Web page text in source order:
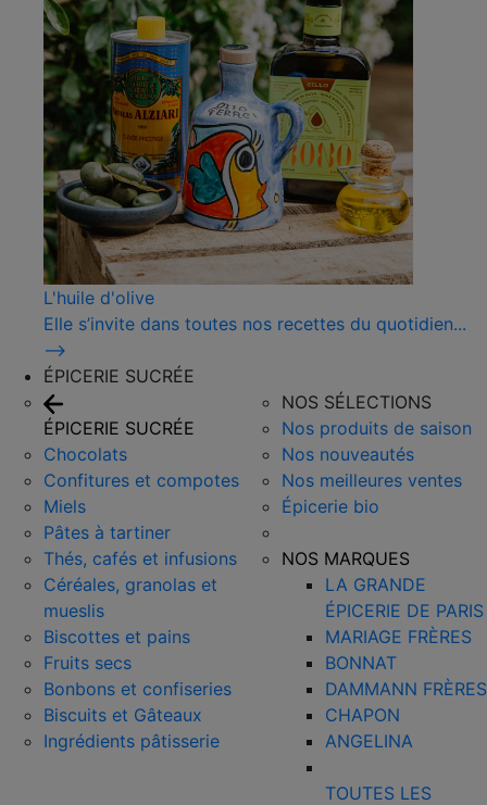
L'huile d'olive
Elle s’invite dans toutes nos recettes du quotidien...
⟶
ÉPICERIE SUCRÉE
ÉPICERIE SUCRÉE
Chocolats
Confitures et compotes
Miels
Pâtes à tartiner
Thés, cafés et infusions
Céréales, granolas et
mueslis
Biscottes et pains
Fruits secs
Bonbons et confiseries
Biscuits et Gâteaux
Ingrédients pâtisserie
NOS SÉLECTIONS
Nos produits de saison
Nos nouveautés
Nos meilleures ventes
Épicerie bio
NOS MARQUES
LA GRANDE
ÉPICERIE DE PARIS
MARIAGE FRÈRES
BONNAT
DAMMANN FRÈRES
CHAPON
ANGELINA
TOUTES LES